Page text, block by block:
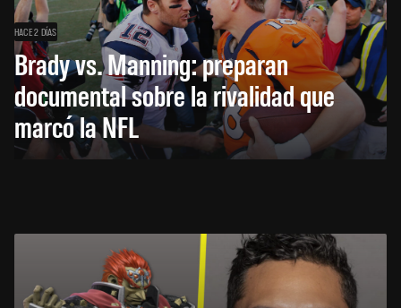
HACE 2 DÍAS
Brady vs. Manning: preparan
documental sobre la rivalidad que
marcó la NFL